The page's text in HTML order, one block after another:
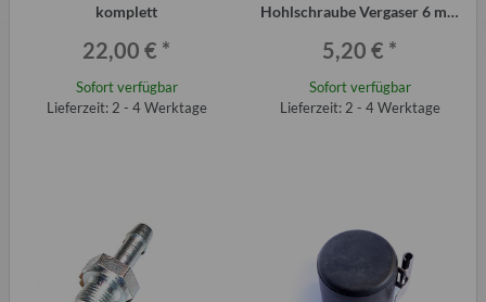
komplett
22,00 € *
Sofort verfügbar
Lieferzeit: 2 - 4 Werktage
Hohlschraube Vergaser 6 mm
5,20 € *
Sofort verfügbar
Lieferzeit: 2 - 4 Werktage